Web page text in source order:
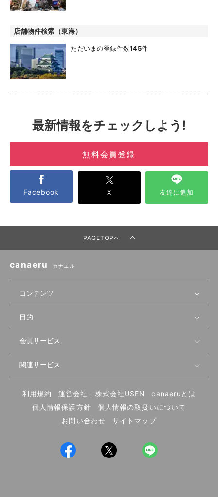
店舗物件検索（東海）
ただいまの登録件数145件
最新情報をチェックしよう!
無料会員登録
Facebook X 友達に追加
PAGETOPへ
canaeru カナエル
コンテンツ
無料開業相談
セミナー情報
セミナー動画
物件を探す
首都圏
北海道
先輩開業者の声
開業・経営に関する記事
編集ポリシー
業態別の開業方法
UIターン開業特集
目的
店舗運営
物件
内装・設備
食材・仕入れ
会員サービス
会員登録
ログイン
関連サービス
飲食店サクセスガイド（外部サイト）
利用規約 運営会社：株式会社USEN
canaeruとは
個人情報保護方針
個人情報の取扱いについて
お問い合わせ
サイトマップ